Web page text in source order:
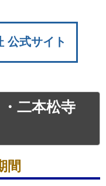
公式サイト
二本松寺
間